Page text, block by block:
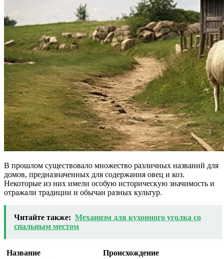
В прошлом существовало множество различных названий для
домов, предназначенных для содержания овец и коз.
Некоторые из них имели особую историческую значимость и
отражали традиции и обычаи разных культур.
Читайте также: Механизм для кухонного уголка со
спальным местом
Название Происхождение